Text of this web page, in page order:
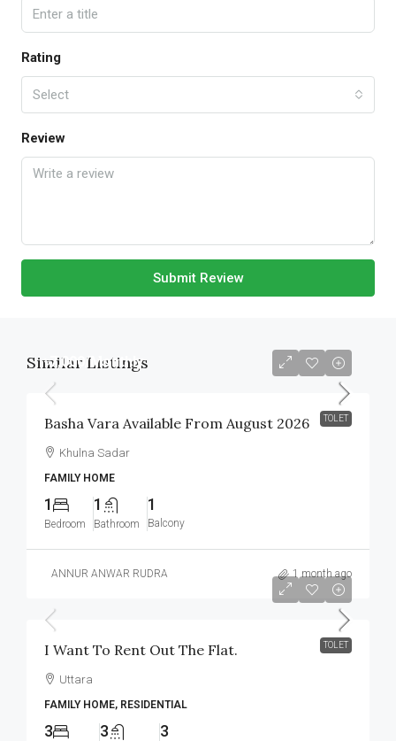
Rating
Select
Review
Submit Review
Similar Listings
TOLET
৳7,000 /Monthly
Basha Vara Available From August 2026
Khulna Sadar
FAMILY HOME
1
Bedroom
1
Bathroom
1
Balcony
ANNUR ANWAR RUDRA 1 month ago
TOLET
I Want To Rent Out The Flat.
Uttara
FAMILY HOME, RESIDENTIAL
3 3 3